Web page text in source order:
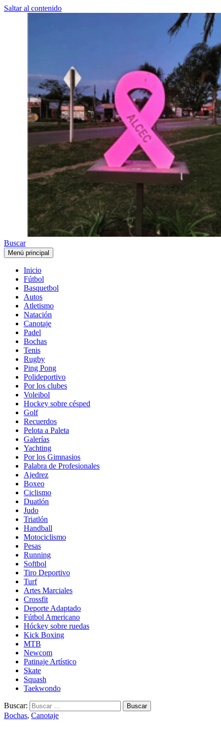
Saltar al contenido
Buscar
Menú principal
Inicio
Fútbol
Basquetbol
Autos
Atletismo
Natación
Canotaje
Padel
Bochas
Tenis
Rugby
Ping Pong
Polideportivo
Por los clubes
Voleibol
Hockey sobre césped
Golf
Recuerdos
Pelota a Paleta
Galerías
Yachting
Por los Gimnasios
Palabra de Profesionales
Ajedrez
Boxeo
Ciclismo
Duatlón
Judo
Triatlón
Handball
Motociclismo
Pesas
Running
Softbol
Tiro Deportivo
Turf
Artes Marciales
Crossfit
Deporte Adaptado
Fútbol Americano
Hóckey sobre ruedas
Kick Boxing
MTB
Newcom
Patinaje Artístico
Skate
Squash
Taekwondo
Buscar:
Bochas, Canotaje